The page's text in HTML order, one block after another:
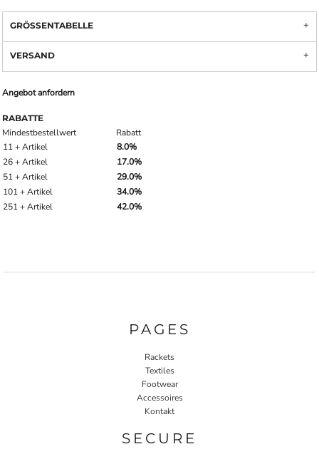
GRÖSSENTABELLE
VERSAND
Angebot anfordern
RABATTE
Mindestbestellwert
Rabatt
11 + Artikel
8.0%
26 + Artikel
17.0%
51 + Artikel
29.0%
101 + Artikel
34.0%
251 + Artikel
42.0%
PAGES
Rackets
Textiles
Footwear
Accessoires
Kontakt
SECURE